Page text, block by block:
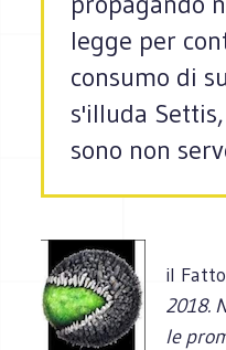
legge per
consumo di
s'illuda
sono non
il
2018.
le